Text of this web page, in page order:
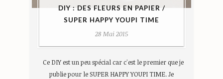
DIY : DES FLEURS EN PAPIER /
SUPER HAPPY YOUPI TIME
28 Mai 2015
Ce DIY est un peu spécial car c'est le premier que je
publie pour le SUPER HAPPY YOUPI TIME. Je